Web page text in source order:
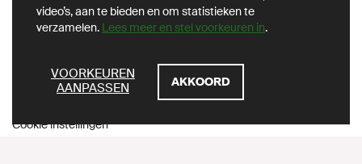
video’s, aan te bieden en om statistieken te
verzamelen. Lees meer en stel voorkeuren in.
VOORKEUREN
AANPASSEN
AKKOORD
Cookie instellingen
ZOEKEN